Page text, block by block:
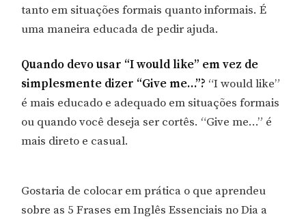
tanto em situações formais quanto informais. É
uma maneira educada de pedir ajuda.
Quando devo usar “I would like” em vez de
simplesmente dizer “Give me…”? “I would like”
é mais educado e adequado em situações formais
ou quando você deseja ser cortês. “Give me…” é
mais direto e casual.
Gostaria de colocar em prática o que aprendeu
sobre as 5 Frases em Inglês Essenciais no Dia a